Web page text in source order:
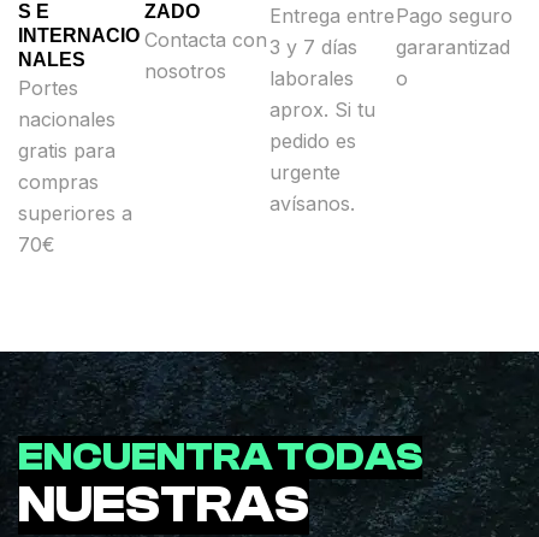
S E
INTERNACIO
NALES
Portes
nacionales
gratis para
compras
superiores a
70€
ZADO
Contacta con
nosotros
Entrega entre
3 y 7 días
laborales
aprox. Si tu
pedido es
urgente
avísanos.
Pago seguro
gararantizad
o
ENCUENTRA TODAS
NUESTRAS